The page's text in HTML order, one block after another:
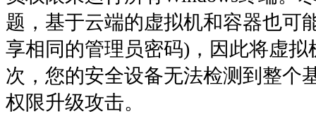
题，基于云端的虚拟机和容器也可
享相同的管理员密码)，因此将虚
次，您的安全设备无法检测到整个
权限升级攻击。